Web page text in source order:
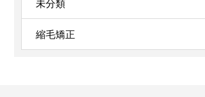
未分類
縮毛矯正